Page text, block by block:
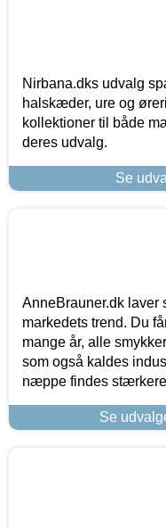
Nirbana.dks udvalg
halskæder, ure og
kollektioner til både
deres udvalg.
Se
AnneBrauner.dk laver
markedets trend. Du
mange år, alle
som også kaldes
næppe findes
Se